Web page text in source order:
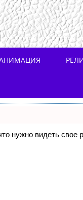
нужно видеть